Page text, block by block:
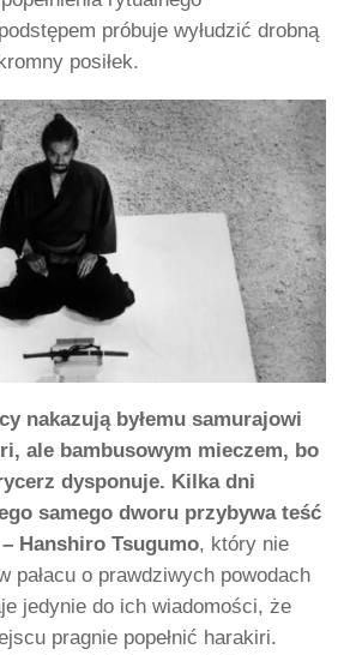
próbuje wyłudzić drobną
posiłek.
nakazują byłemu samurajowi
ale bambusowym mieczem, bo
dysponuje. Kilka dni
samego dworu przybywa teść
Hanshiro Tsugumo, który nie
pałacu o prawdziwych powodach
jedynie do ich wiadomości, że
pragnie popełnić harakiri.